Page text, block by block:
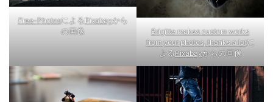
Free-PhotosによるPixabayから
の画像
Brigitte makes custom works
from your photos, thanks a lotに
よるPixabayからの画像